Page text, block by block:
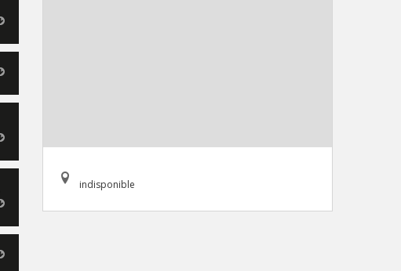
indisponible